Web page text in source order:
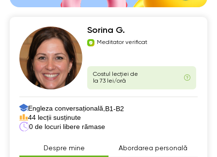
Sorina G.
Meditator verificat
Costul lecției de
la 73 lei/oră
Engleza conversațională, B1-B2
44 lecții susținute
0 de locuri libere rămase
Despre mine Abordarea personală